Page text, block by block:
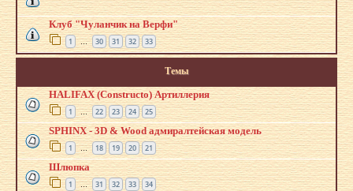
Клуб "Чуланчик на Верфи"
1 … 30 31 32 33
Темы
HALIFAX (Constructo) Артиллерия
1 … 22 23 24 25
SPHINX - 3D & Wood адмиралтейская модель
1 … 18 19 20 21
Шлюпка
1 … 31 32 33 34